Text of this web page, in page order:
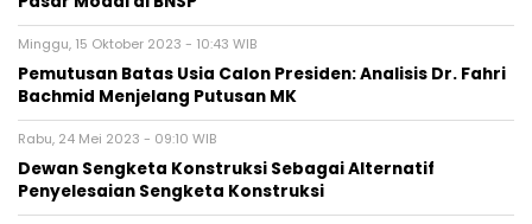
Minggu, 15 Oktober 2023 - 10:43 WIB
Pemutusan Batas Usia Calon Presiden: Analisis Dr. Fahri
Bachmid Menjelang Putusan MK
Rabu, 24 Mei 2023 - 09:10 WIB
Dewan Sengketa Konstruksi Sebagai Alternatif
Penyelesaian Sengketa Konstruksi